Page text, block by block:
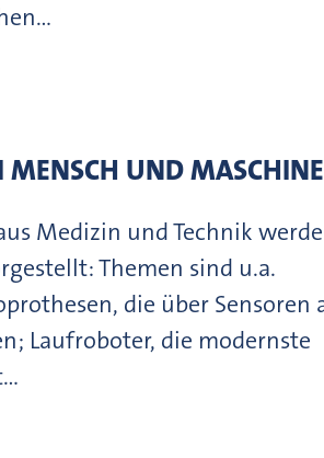
MENSCH UND MASCHINE
Medizin und Technik
Themen sind u.a.
die über Sensoren
Laufroboter, die modernste